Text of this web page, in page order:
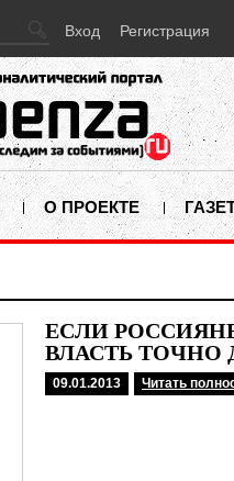
Вход Регистрация
О ПРОЕКТЕ
ЕСЛИ
ВЛАСТЬ ТОЧНО
09.01.2013 Читать